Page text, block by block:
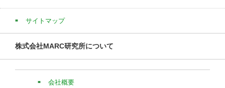
サイトマップ
株式会社MARC研究所について
会社概要